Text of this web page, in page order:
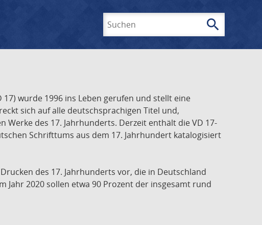
search
wurde 1996 ins Leben gerufen und stellt eine
sich auf alle deutschsprachigen Titel und,
des 17. Jahrhunderts. Derzeit enthält die VD 17-
Schrifttums aus dem 17. Jahrhundert katalogisiert
des 17. Jahrhunderts vor, die in Deutschland
Jahr 2020 sollen etwa 90 Prozent der insgesamt rund